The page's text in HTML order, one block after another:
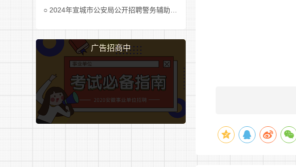
2024年宣城市公安局公开招聘警务辅助人员公告
广告招商中